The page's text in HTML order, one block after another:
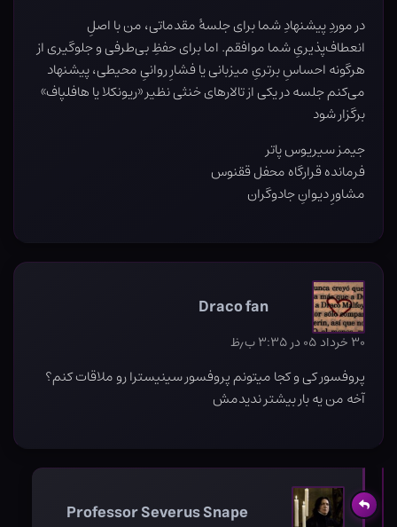
در موردِ پیشنهادِ شما برای جلسهٔ مقدماتی، من با اصلِ
انعطاف‌پذیریِ شما موافقم. اما برای حفظِ بی‌طرفی و جلوگیری از
هرگونه احساسِ برتریِ میزبانی یا فشارِ روانیِ محیطی، پیشنهاد
می‌کنم جلسه در یکی از تالارهای خنثی نظیر «ریونکلا یا هافلپاف»
برگزار شود
جیمز سیریوس پاتر
فرمانده قرارگاه محفل ققنوس
مشاورِ دیوانِ جادوگران
Draco fan
۳۰ خرداد ۰۵ در ۳:۳۵ ب٫ظ
پروفسور کی و کجا میتونم پروفسور سینیسترا رو ملاقات کنم؟
آخه من یه بار بیشتر ندیدمش
Professor Severus Snape